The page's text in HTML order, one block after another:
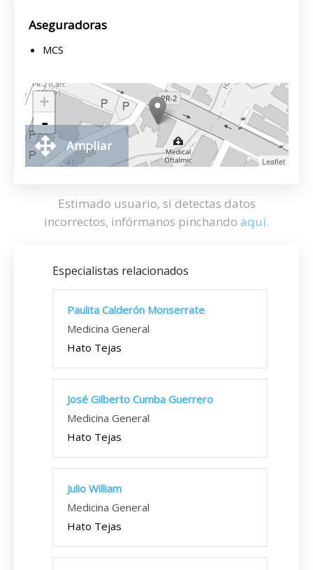
Aseguradoras
MCS
+
-
Leaflet
Ampliar
Estimado usuario, si detectas datos
incorrectos, infórmanos pinchando aquí.
Especialistas relacionados
Paulita Calderón Monserrate
Medicina General
Hato Tejas
José Gilberto Cumba Guerrero
Medicina General
Hato Tejas
Julio William
Medicina General
Hato Tejas